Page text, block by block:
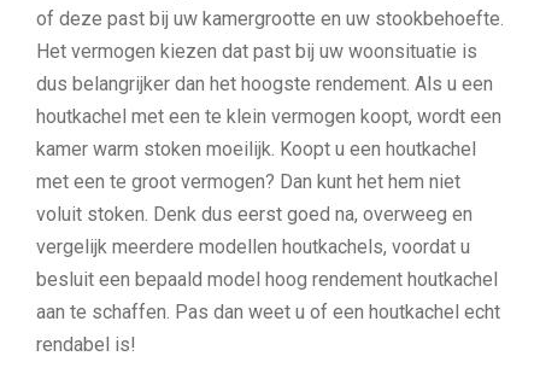
of deze past bij uw kamergrootte en uw stookbehoefte.
Het vermogen kiezen dat past bij uw woonsituatie is
dus belangrijker dan het hoogste rendement. Als u een
houtkachel met een te klein vermogen koopt, wordt een
kamer warm stoken moeilijk. Koopt u een houtkachel
met een te groot vermogen? Dan kunt het hem niet
voluit stoken. Denk dus eerst goed na, overweeg en
vergelijk meerdere modellen houtkachels, voordat u
besluit een bepaald model hoog rendement houtkachel
aan te schaffen. Pas dan weet u of een houtkachel echt
rendabel is!